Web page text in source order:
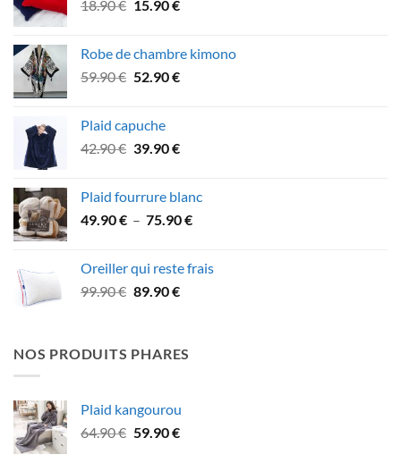
47.90 €.39.90 €.
18.90€ Le
était :
18.90 €.
15.90€Le
est :
15.90 €.
Robe de chambre kimono
59.90€ Le
était :
59.90 €.
52.90€Le
52.90 €.
Plaid capuche
42.90€ Le
était :
42.90 €.
39.90€Le
est :
39.90 €.
Plaid fourrure blanc
49.90€ – 75.90€Plage
49.90 €
Oreiller qui reste frais
99.90€ Le
était :
99.90 €.
89.90€Le
est :
89.90 €.
NOS PRODUITS PHARES
Plaid kangourou
64.90€ Le
59.90€Le